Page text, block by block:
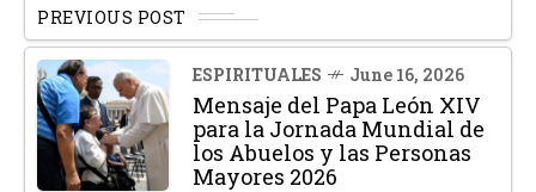
PREVIOUS POST
ESPIRITUALES June 16, 2026
Mensaje del Papa León XIV
para la Jornada Mundial de
los Abuelos y las Personas
Mayores 2026